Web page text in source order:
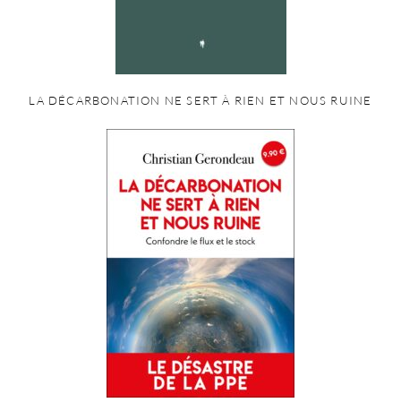
LA DÉCARBONATION NE SERT À RIEN ET NOUS RUINE